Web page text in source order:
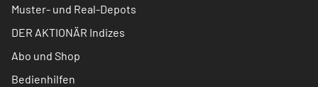
Muster- und Real-Depots
DER AKTIONÄR Indizes
Abo und Shop
Bedienhilfen